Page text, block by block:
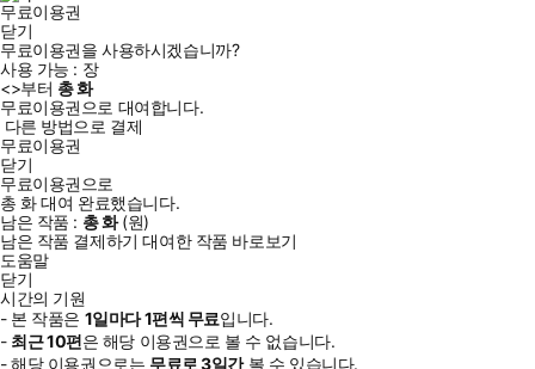
무료이용권
닫기
무료이용권을 사용하시겠습니까?
사용 가능 : 장
<>부터 총화
무료이용권으로 대여합니다.
다른 방법으로 결제
무료이용권
닫기
무료이용권으로
총 화대여 완료했습니다.
남은 작품 : 총화(원)
남은 작품 결제하기 대여한 작품 바로보기
도움말
닫기
시간의 기원
- 본 작품은 1일마다1편씩 무료입니다.
- 최근10편은 해당 이용권으로 볼 수 없습니다.
- 해당 이용권으로는 무료로3일간볼 수 있습니다.